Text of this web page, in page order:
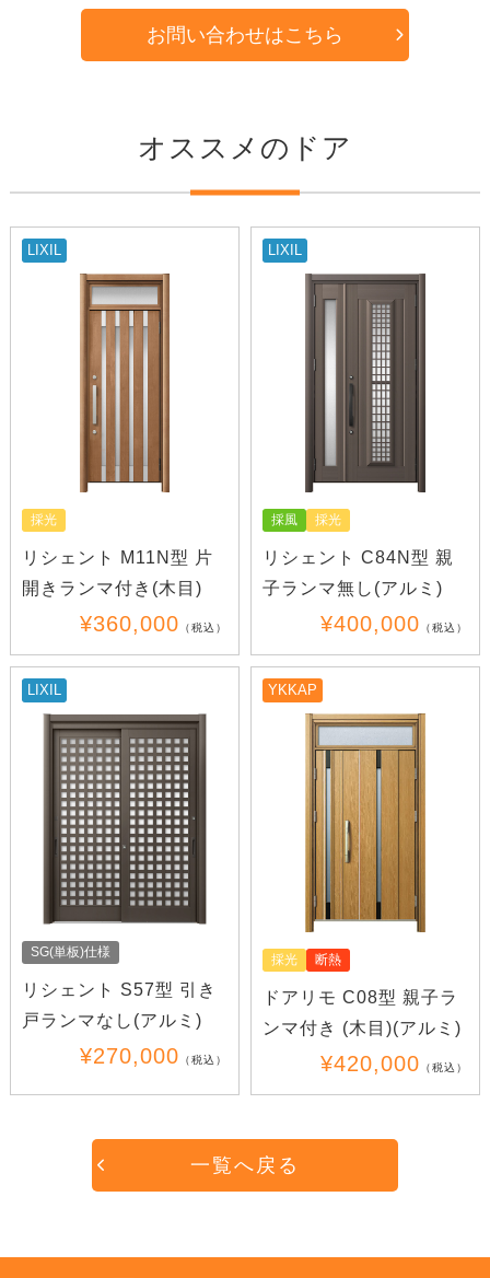
お問い合わせはこちら
オススメのドア
LIXIL
採光
リシェント M11N型 片
開きランマ付き(木目)
¥360,000 （税込）
LIXIL
採風 採光
リシェント C84N型 親
子ランマ無し(アルミ)
¥400,000 （税込）
LIXIL
SG(単板)仕様
リシェント S57型 引き
戸ランマなし(アルミ)
¥270,000 （税込）
YKKAP
採光 断熱
ドアリモ C08型 親子ラ
ンマ付き (木目)(アルミ)
¥420,000 （税込）
一覧へ戻る